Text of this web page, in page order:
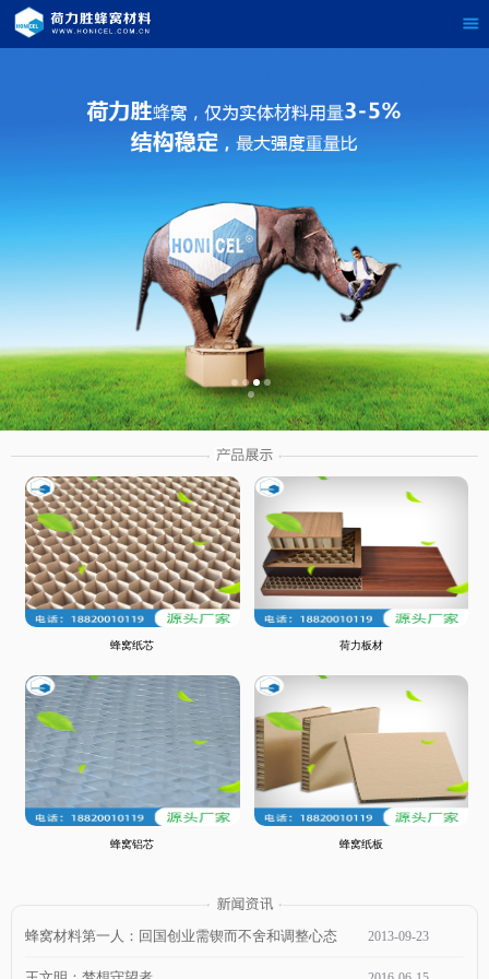
茶
蜂窝纸芯 荷力板材
蜂窝铝芯 蜂窝纸板
蜂窝材料第一人：回国创业需锲而不舍和调整心态 2013-09-23